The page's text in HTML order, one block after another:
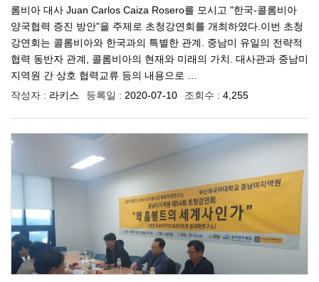
롬비아 대사 Juan Carlos Caiza Rosero를 모시고 "한국-콜롬비아
양국협력 증진 방안"을 주제로 초청강연회를 개최하였다.이번 초청
강연회는 콜롬비아와 한국과의 특별한 관계. 중남미 유일의 전략적
협력 동반자 관계, 콜롬비아의 현재와 미래의 가치. 대사관과 중남미
지역원 간 상호 협력교류 등의 내용으로 …
작성자 : 라키스 등록일 : 2020-07-10 조회수 : 4,255